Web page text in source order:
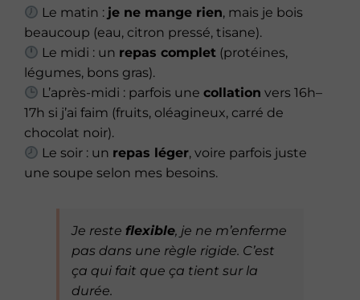
Le matin : je ne mange rien, mais je bois
beaucoup (eau, citron pressé, tisane).
Le midi : un repas complet (protéines,
légumes, bons gras).
L’après-midi : parfois unecollation vers 16h–
17h si j’ai faim (fruits, oléagineux, carré de
chocolat noir).
Le soir : un repas léger, voire parfois juste
une soupe selon mes besoins.
Je reste flexible, je ne m’enferme
pas dans une règle rigide. C’est
ça qui fait que ça tient sur la
durée.